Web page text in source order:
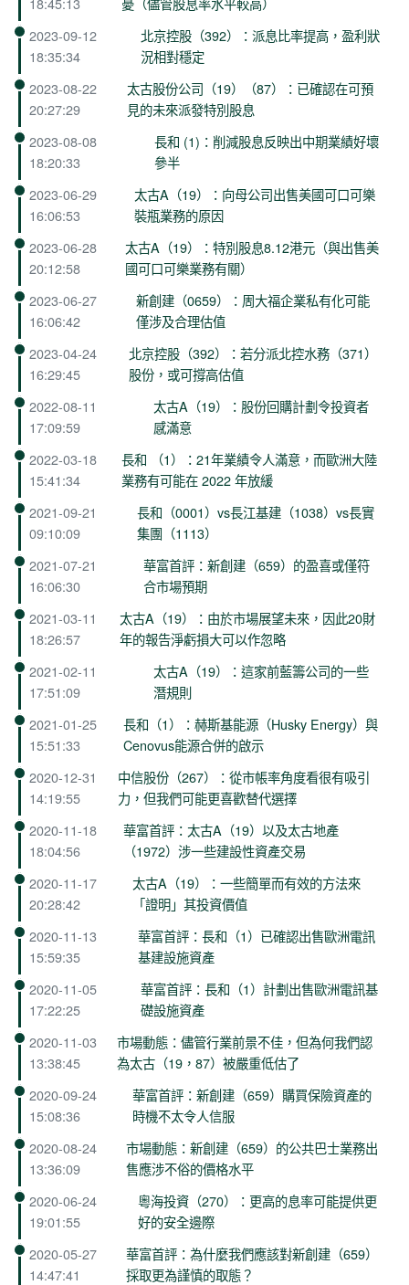
2023-09-12
18:35:34
北京控股（392）：派息比率提高，盈利狀
況相對穩定
2023-08-22
20:27:29
太古股份公司（19）（87）：已確認在可預
見的未來派發特別股息
2023-08-08
18:20:33
長和 (1)：削減股息反映出中期業績好壞
參半
2023-06-29
16:06:53
太古A（19）：向母公司出售美國可口可樂
裝瓶業務的原因
2023-06-28
20:12:58
太古A（19）：特別股息8.12港元（與出售美
國可口可樂業務有關）
2023-06-27
16:06:42
新創建（0659）：周大福企業私有化可能
僅涉及合理估值
2023-04-24
16:29:45
北京控股（392）：若分派北控水務（371）
股份，或可撐高估值
2022-08-11
17:09:59
太古A（19）：股份回購計劃令投資者
感滿意
2022-03-18
15:41:34
長和 （1）：21年業績令人滿意，而歐洲大陸
業務有可能在 2022 年放緩
2021-09-21
09:10:09
長和（0001）vs長江基建（1038）vs長實
集團（1113）
2021-07-21
16:06:30
華富首評：新創建（659）的盈喜或僅符
合市場預期
2021-03-11
18:26:57
太古A（19）：由於市場展望未來，因此20財
年的報告淨虧損大可以作忽略
2021-02-11
17:51:09
太古A（19）：這家前藍籌公司的一些
潛規則
2021-01-25
15:51:33
長和（1）：赫斯基能源（Husky Energy）與
Cenovus能源合併的啟示
2020-12-31
14:19:55
中信股份（267）：從市帳率角度看很有吸引
力，但我們可能更喜歡替代選擇
2020-11-18
18:04:56
華富首評：太古A（19）以及太古地產
（1972）涉一些建設性資產交易
2020-11-17
20:28:42
太古A（19）：一些簡單而有效的方法來
「證明」其投資價值
2020-11-13
15:59:35
華富首評：長和（1）已確認出售歐洲電訊
基建設施資產
2020-11-05
17:22:25
華富首評：長和（1）計劃出售歐洲電訊基
礎設施資產
2020-11-03
13:38:45
市場動態：儘管行業前景不佳，但為何我們認
為太古（19，87）被嚴重低估了
2020-09-24
15:08:36
華富首評：新創建（659）購買保險資產的
時機不太令人信服
2020-08-24
13:36:09
市場動態：新創建（659）的公共巴士業務出
售應涉不俗的價格水平
2020-06-24
19:01:55
粵海投資（270）：更高的息率可能提供更
好的安全邊際
2020-05-27
14:47:41
華富首評：為什麼我們應該對新創建（659）
採取更為謹慎的取態？